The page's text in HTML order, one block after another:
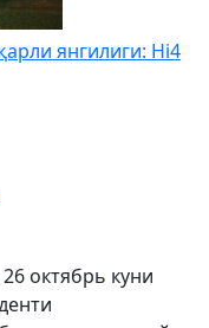
янгилиги: Hi4
октябрь куни